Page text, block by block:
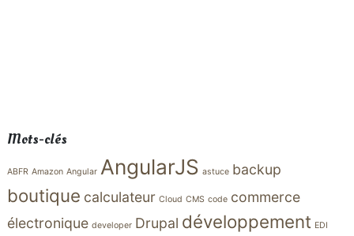
Mots-clés
ABFR Amazon Angular AngularJS astuce backup
boutique calculateur Cloud CMS code commerce
électronique developer Drupal développement EDI